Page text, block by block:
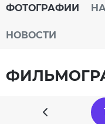
ФОТОГРАФИИ
НОВОСТИ